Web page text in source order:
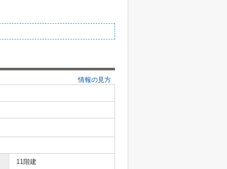
情報の見方
11階建